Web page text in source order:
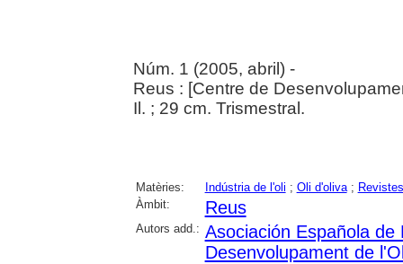
Núm. 1 (2005, abril) -
Reus : [Centre de
Il. ; 29 cm. Trismestral.
Matèries: Indústria de l'oli ; Oli d'oliva; Revistes
Àmbit:
Reus
Autors add.: Asociación Española de
Desenvolupament de